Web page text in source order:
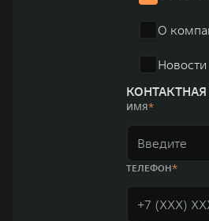
О
ИМЯ
ТЕЛЕФОН